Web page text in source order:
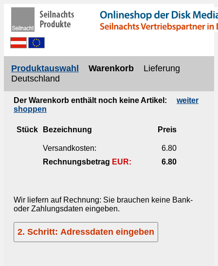
Produktauswahl Warenkorb Lieferung
Deutschland
Der Warenkorb enthält noch keine Artikel: weiter
shoppen
Stück Bezeichnung Preis
Versandkosten:
6.80
Rechnungsbetrag EUR: 6.80
Wir liefern auf Rechnung: Sie brauchen keine Bank-
oder Zahlungsdaten eingeben.